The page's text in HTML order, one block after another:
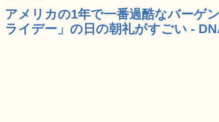
アメリカの1年で一番過酷なバーゲ
ライデー」の日の朝礼がすごい -